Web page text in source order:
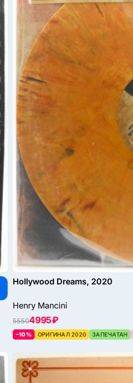
Hollywood Dreams, 2020
Henry Mancini
55504995 ₽
–10% ОРИГИНАЛ 2020 ЗАПЕЧАТАН